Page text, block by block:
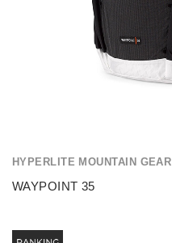
HYPERLITE MOUNTAIN GEAR
WAYPOINT 35